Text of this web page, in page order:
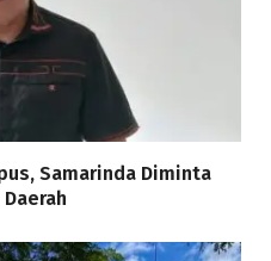
Samarinda Diminta